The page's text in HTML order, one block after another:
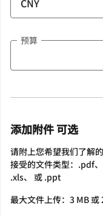
预算
添加附件 可选
请附上您希望我们了解
接受的文件类型：.pdf
.xls、 或 .ppt
最大文件上传：3 MB 或